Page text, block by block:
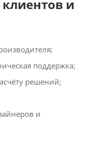
и
поддержка;
решений;
и